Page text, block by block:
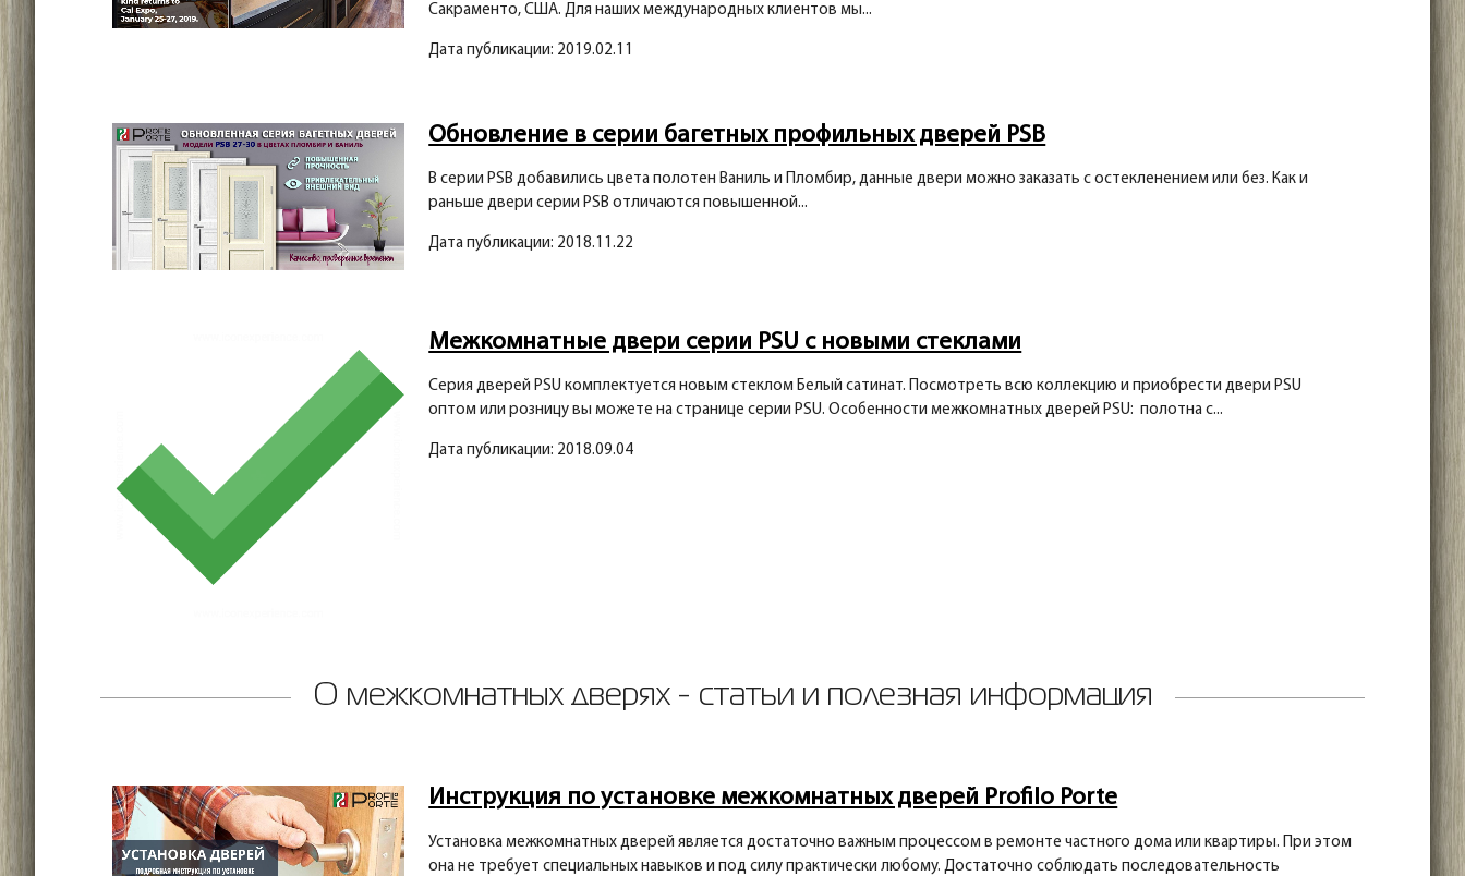
Сакраменто, США. Для наших международных клиентов мы...
Дата публикации: 2019.02.11
Обновление в серии багетных профильных дверей PSB
В серии PSB добавились цвета полотен Ваниль и Пломбир, данные двери можно заказать с остекленением или без. Как и
раньше двери серии PSB отличаются повышенной...
Дата публикации: 2018.11.22
Межкомнатные двери серии PSU с новыми стеклами
Серия дверей PSU комплектуется новым стеклом Белый сатинат. Посмотреть всю коллекцию и приобрести двери PSU
оптом или розницу вы можете на странице серии PSU. Особенности межкомнатных дверей PSU: полотна с...
Дата публикации: 2018.09.04
О межкомнатных дверях - статьи и полезная информация
Инструкция по установке межкомнатных дверей Profilo Porte
Установка межкомнатных дверей является достаточно важным процессом в ремонте частного дома или квартиры. При этом
она не требует специальных навыков и под силу практически любому. Достаточно соблюдать последовательность